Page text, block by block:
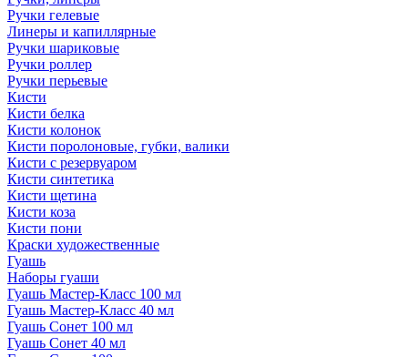
Ручки гелевые
Линеры и капиллярные
Ручки шариковые
Ручки роллер
Ручки перьевые
Кисти
Кисти белка
Кисти колонок
Кисти поролоновые, губки, валики
Кисти с резервуаром
Кисти синтетика
Кисти щетина
Кисти коза
Кисти пони
Краски художественные
Гуашь
Наборы гуаши
Гуашь Мастер-Класс 100 мл
Гуашь Мастер-Класс 40 мл
Гуашь Сонет 100 мл
Гуашь Сонет 40 мл